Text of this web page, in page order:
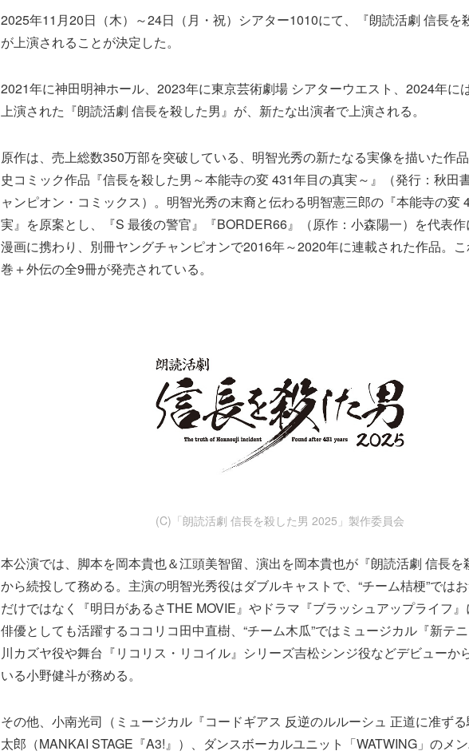
2025年11月20日（木）～24日（月・祝）シアター1010にて、『朗読活劇 信長を
が上演されることが決定した。
2021年に神田明神ホール、2023年に東京芸術劇場 シアターウエスト、2024年に
上演された『朗読活劇 信長を殺した男』が、新たな出演者で上演される。
原作は、売上総数350万部を突破している、明智光秀の新たなる実像を描いた作
史コミック作品『信長を殺した男～本能寺の変 431年目の真実～』（発行：秋田
ャンピオン・コミックス）。明智光秀の末裔と伝わる明智憲三郎の『本能寺の変
実』を原案とし、『S 最後の警官』『BORDER66』（原作：小森陽一）を代表
漫画に携わり、別冊ヤングチャンピオンで2016年～2020年に連載された作品。
巻＋外伝の全9冊が発売されている。
(C)「朗読活劇 信長を殺した男 2025」製作委員会
本公演では、脚本を岡本貴也＆江頭美智留、演出を岡本貴也が『朗読活劇 信長を
から続投して務める。主演の明智光秀役はダブルキャストで、“チーム桔梗”では
だけではなく『明日があるさTHE MOVIE』やドラマ『ブラッシュアップライフ
俳優としても活躍するココリコ田中直樹、“チーム木瓜”ではミュージカル『新テ
川カズヤ役や舞台『リコリス・リコイル』シリーズ吉松シンジ役などデビューか
いる小野健斗が務める。
その他、小南光司（ミュージカル『コードギアス 反逆のルルーシュ 正道に准ず
太郎（MANKAI STAGE『A3!』）、ダンスボーカルユニット「WATWING」のメ